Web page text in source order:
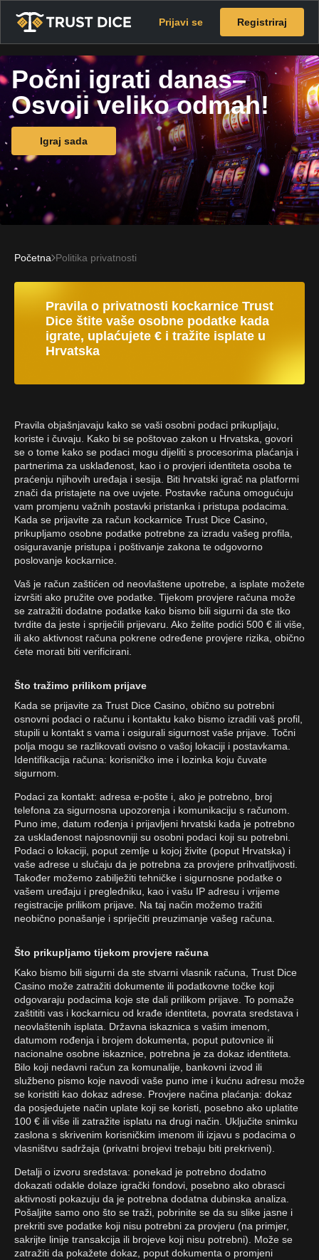
Prijavi se Registriraj
Počni igrati danas–
Osvoji veliko odmah!
Igraj sada
Početna Politika privatnosti
Pravila o privatnosti kockarnice Trust
Dice štite vaše osobne podatke kada
igrate, uplaćujete € i tražite isplate u
Hrvatska
Pravila objašnjavaju kako se vaši osobni podaci prikupljaju,
koriste i čuvaju. Kako bi se poštovao zakon u Hrvatska, govori
se o tome kako se podaci mogu dijeliti s procesorima plaćanja i
partnerima za usklađenost, kao i o provjeri identiteta osoba te
praćenju njihovih uređaja i sesija. Biti hrvatski igrač na platformi
znači da pristajete na ove uvjete. Postavke računa omogućuju
vam promjenu važnih postavki pristanka i pristupa podacima.
Kada se prijavite za račun kockarnice Trust Dice Casino,
prikupljamo osobne podatke potrebne za izradu vašeg profila,
osiguravanje pristupa i poštivanje zakona te odgovorno
poslovanje kockarnice.
Vaš je račun zaštićen od neovlaštene upotrebe, a isplate možete
izvršiti ako pružite ove podatke. Tijekom provjere računa može
se zatražiti dodatne podatke kako bismo bili sigurni da ste tko
tvrdite da jeste i spriječili prijevaru. Ako želite podići 500 € ili više,
ili ako aktivnost računa pokrene određene provjere rizika, obično
ćete morati biti verificirani.
Što tražimo prilikom prijave
Kada se prijavite za Trust Dice Casino, obično su potrebni
osnovni podaci o računu i kontaktu kako bismo izradili vaš profil,
stupili u kontakt s vama i osigurali sigurnost vaše prijave. Točni
polja mogu se razlikovati ovisno o vašoj lokaciji i postavkama.
Identifikacija računa: korisničko ime i lozinka koju čuvate
sigurnom.
Podaci za kontakt: adresa e-pošte i, ako je potrebno, broj
telefona za sigurnosna upozorenja i komunikaciju s računom.
Puno ime, datum rođenja i prijavljeni hrvatski kada je potrebno
za usklađenost najosnovniji su osobni podaci koji su potrebni.
Podaci o lokaciji, poput zemlje u kojoj živite (poput Hrvatska) i
vaše adrese u slučaju da je potrebna za provjere prihvatljivosti.
Također možemo zabilježiti tehničke i sigurnosne podatke o
vašem uređaju i pregledniku, kao i vašu IP adresu i vrijeme
registracije prilikom prijave. Na taj način možemo tražiti
neobično ponašanje i spriječiti preuzimanje vašeg računa.
Što prikupljamo tijekom provjere računa
Kako bismo bili sigurni da ste stvarni vlasnik računa, Trust Dice
Casino može zatražiti dokumente ili podatkovne točke koji
odgovaraju podacima koje ste dali prilikom prijave. To pomaže
zaštititi vas i kockarnicu od krađe identiteta, povrata sredstava i
neovlaštenih isplata. Državna iskaznica s vašim imenom,
datumom rođenja i brojem dokumenta, poput putovnice ili
nacionalne osobne iskaznice, potrebna je za dokaz identiteta.
Bilo koji nedavni račun za komunalije, bankovni izvod ili
službeno pismo koje navodi vaše puno ime i kućnu adresu može
se koristiti kao dokaz adrese. Provjere načina plaćanja: dokaz
da posjedujete način uplate koji se koristi, posebno ako uplatite
100 € ili više ili zatražite isplatu na drugi način. Uključite snimku
zaslona s skrivenim korisničkim imenom ili izjavu s podacima o
vlasništvu sadržaja (privatni brojevi trebaju biti prekriveni).
Detalji o izvoru sredstava: ponekad je potrebno dodatno
dokazati odakle dolaze igrački fondovi, posebno ako obrasci
aktivnosti pokazuju da je potrebna dodatna dubinska analiza.
Pošaljite samo ono što se traži, pobrinite se da su slike jasne i
prekriti sve podatke koji nisu potrebni za provjeru (na primjer,
sakrijte linije transakcija ili brojeve koji nisu potrebni). Može se
zatražiti da pokažete dokaz, poput dokumenta o promjeni